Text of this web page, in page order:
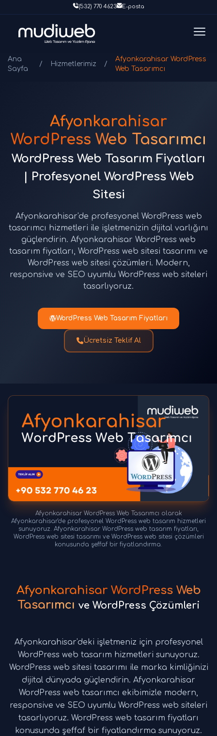
(532) 770 4623 E-posta
Ana
Sayfa
/ Hizmetlerimiz /
Afyonkarahisar WordPress
Web Tasarımcı
Afyonkarahisar
WordPress Web Tasarımcı
WordPress Web Tasarım Fiyatları
| Profesyonel WordPress Web
Sitesi
Afyonkarahisar'de profesyonel WordPress web
tasarımcı hizmetleri ile işletmenizin dijital varlığını
güçlendirin. Afyonkarahisar WordPress web
tasarım fiyatları, WordPress web sitesi tasarımı ve
WordPress web sitesi çözümleri. Modern,
responsive ve SEO uyumlu WordPress web siteleri
tasarlıyoruz.
WordPress Web Tasarım Fiyatları
Ücretsiz Teklif Al
Afyonkarahisar WordPress Web Tasarımcı olarak
Afyonkarahisar'de profesyonel WordPress web tasarım hizmetleri
sunuyoruz. Afyonkarahisar WordPress web tasarım fiyatları,
WordPress web sitesi tasarımı ve WordPress web sitesi çözümleri
konusunda şeffaf bir fiyatlandırma.
Afyonkarahisar WordPress Web
Tasarımcı ve WordPress Çözümleri
Afyonkarahisar'deki işletmeniz için profesyonel
WordPress web tasarım hizmetleri sunuyoruz.
WordPress web sitesi tasarımı ile marka kimliğinizi
dijital dünyada güçlendirin. Afyonkarahisar
WordPress web tasarımcı ekibimizle modern,
responsive ve SEO uyumlu WordPress web siteleri
tasarlıyoruz. WordPress web tasarım fiyatları
konusunda şeffaf bir fiyatlandırma sunuyoruz.